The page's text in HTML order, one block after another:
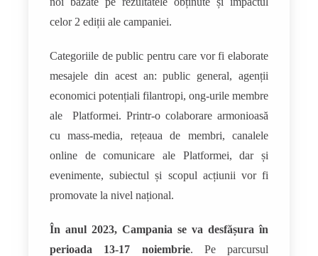
celor 2 ediții ale campaniei.
Categoriile de public pentru care vor fi elaborate
mesajele din acest an: public general, agenții
economici potențiali filantropi, ong-urile membre
ale Platformei. Printr-o colaborare armonioasă
cu mass-media, rețeaua de membri, canalele
online de comunicare ale Platformei, dar și
evenimente, subiectul și scopul acțiunii vor fi
promovate la nivel național.
În anul 2023, Campania se va desfășura în
perioada 13-17 noiembrie. Pe parcursul